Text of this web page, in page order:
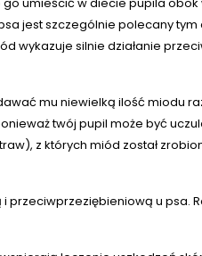
jest szczególnie polecany
wykazuje silnie działanie
mu niewielką ilość miodu
twój pupil może być
z których miód został
u psa.